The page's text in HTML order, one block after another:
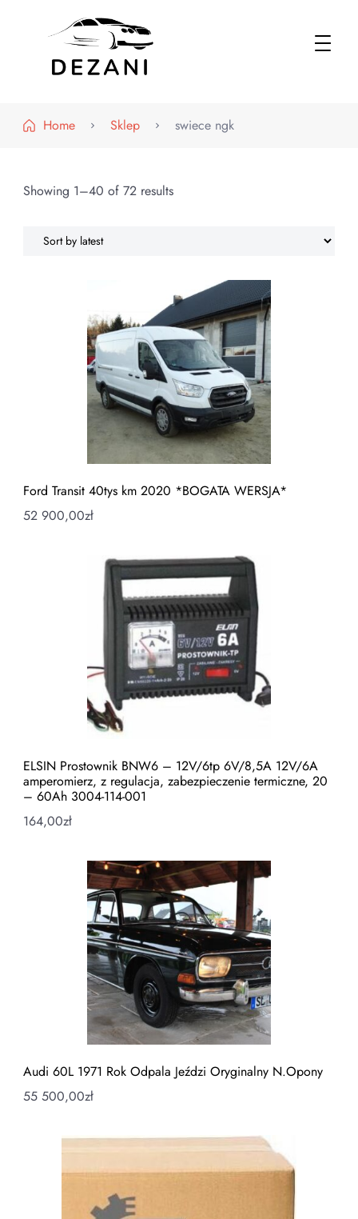
Home
Sklep swiece ngk
Showing 1–40 of 72 results
Ford Transit 40tys km 2020 *BOGATA WERSJA*
52 900,00zł
ELSIN Prostownik BNW6 – 12V/6tp 6V/8,5A 12V/6A
amperomierz, z regulacja, zabezpieczenie termiczne, 20
– 60Ah 3004-114-001
164,00zł
Audi 60L 1971 Rok Odpala Jeździ Oryginalny N.Opony
55 500,00zł